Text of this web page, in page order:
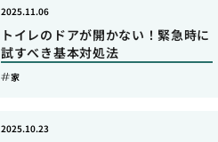
トイレのドアが開かない！緊急時に
試すべき基本対処法
2025.11.06
家
2025.10.23